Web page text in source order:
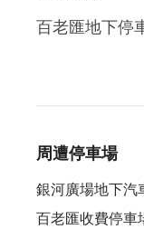
百老匯地下停
周遭停車場
銀河廣場地下
百老匯收費停